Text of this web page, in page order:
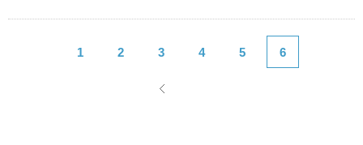
1 2 3 4 5 6